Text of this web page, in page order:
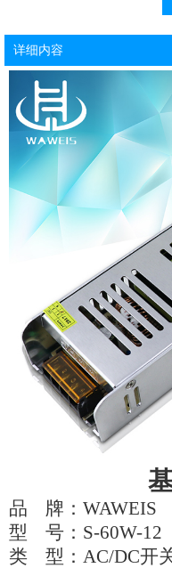
详细内容
品 牌：WAWEIS
型 号：S-60W-12
类 型：AC/DC开